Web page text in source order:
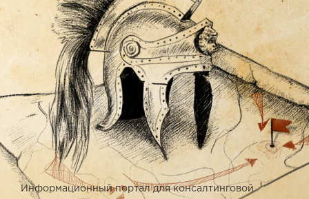
Информационный портал для консалтинговой